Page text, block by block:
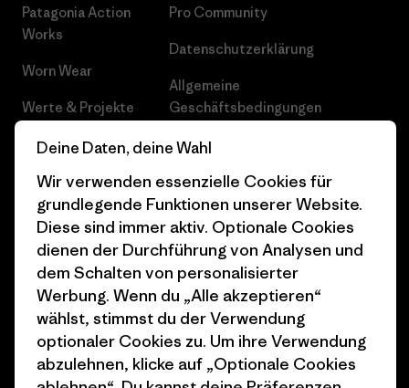
Patagonia Action
Works
Worn Wear
Werte & Projekte
Progress Report
Business Unusual
Klimaziele
1% For The Planet
Wie wir finanzieren
Geschenkgutscheine
Stores in deiner Nähe
Pro Community
Datenschutzerklärung
Allgemeine
Geschäftsbedingungen
Cookie Einstellungen
Karriere
Pressekontakt
Industry program
Affiliate-Programm
Patagonia Schweiz
Seitenverzeichnis
Deine Daten, deine Wahl
Wir verwenden essenzielle Cookies für
grundlegende Funktionen unserer Website.
Diese sind immer aktiv. Optionale Cookies
dienen der Durchführung von Analysen und
dem Schalten von personalisierter
Werbung. Wenn du „Alle akzeptieren“
wählst, stimmst du der Verwendung
optionaler Cookies zu. Um ihre Verwendung
abzulehnen, klicke auf „Optionale Cookies